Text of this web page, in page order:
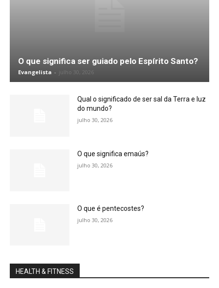
O que significa ser guiado pelo Espírito Santo?
Evangelista - julho 30, 2026
Qual o significado de ser sal da Terra e luz
do mundo?
julho 30, 2026
O que significa emaús?
julho 30, 2026
O que é pentecostes?
julho 30, 2026
HEALTH & FITNESS